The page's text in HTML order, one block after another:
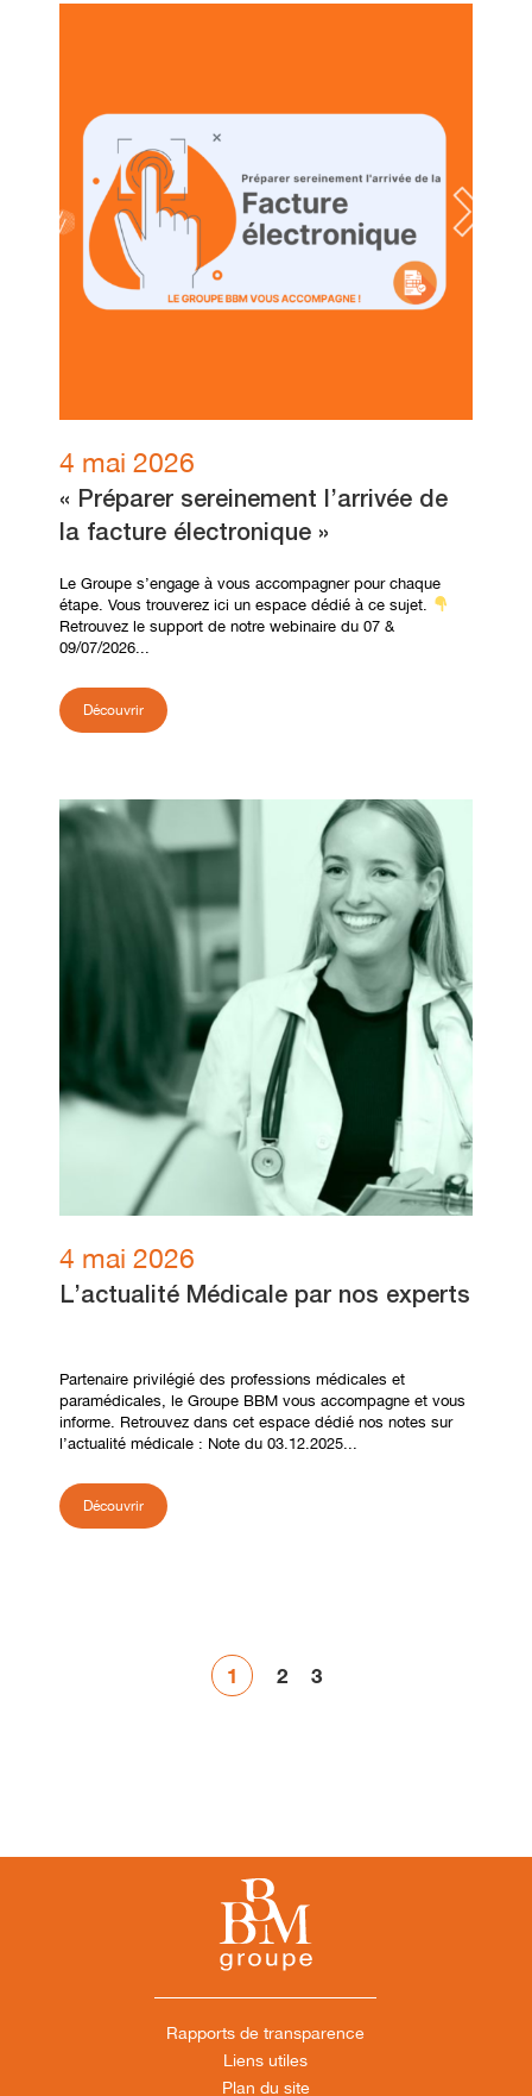
4 mai 2026
« Préparer sereinement l’arrivée de
la facture électronique »
Le Groupe s’engage à vous accompagner pour chaque
étape. Vous trouverez ici un espace dédié à ce sujet.
Retrouvez le support de notre webinaire du 07 &
09/07/2026...
Découvrir
4 mai 2026
L’actualité Médicale par nos experts
Partenaire privilégié des professions médicales et
paramédicales, le Groupe BBM vous accompagne et vous
informe. Retrouvez dans cet espace dédié nos notes sur
l’actualité médicale : Note du 03.12.2025...
Découvrir
1 2 3
Rapports de transparence
Liens utiles
Plan du site